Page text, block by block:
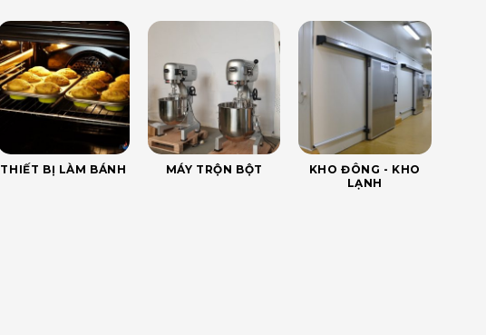
THIẾT BỊ LÀM BÁNH MÁY TRỘN BỘT
KHO ĐÔNG - KHO
LẠNH